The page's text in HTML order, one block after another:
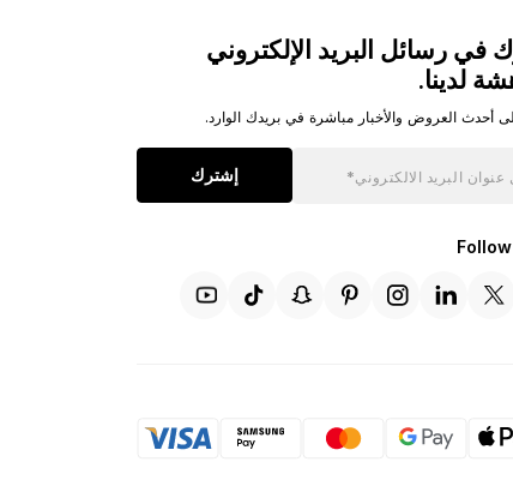
في رسائل البريد الإلكتروني
لدينا.
أحدث العروض والأخبار مباشرة في بريدك الوارد.
إشترك